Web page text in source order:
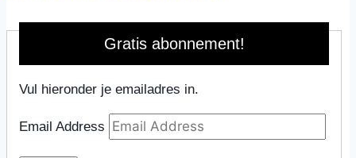
Gratis abonnement!
Vul hieronder je emailadres in.
Email Address